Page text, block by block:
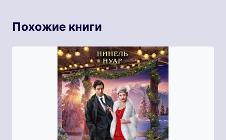
Похожие книги